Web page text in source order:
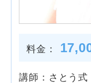
料金：
講師：さとう式